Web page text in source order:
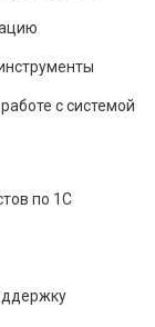
с системой
по 1С